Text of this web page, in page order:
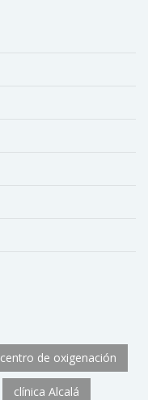
centro de oxigenación
clínica Alcalá